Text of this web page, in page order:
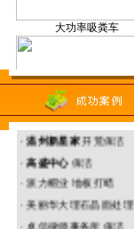
温州环境治理
温州园林绿化
升降机
垃圾清运车
· 温州塑胶厂 外墙清洗
·温州新星家开荒保洁
·高盛中心
保洁
· 派力帽业 地板打蜡
· 美丽华大理石晶面处理
· 卓信律师事务所 保洁